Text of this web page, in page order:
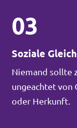
03
Soziale
Niemand sollte
ungeachtet von
oder Herkunft.